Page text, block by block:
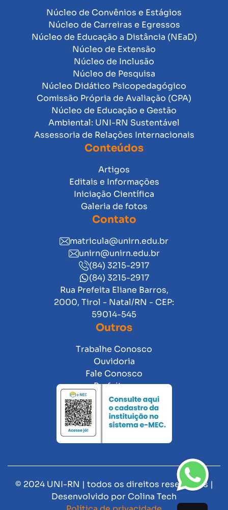
Núcleo de Convênios e Estágios
Núcleo de Carreiras e Egressos
Núcleo de Educação a Distância (NEaD)
Núcleo de Extensão
Núcleo de Inclusão
Núcleo de Pesquisa
Núcleo Didático Psicopedagógico
Comissão Própria de Avaliação (CPA)
Núcleo de Educação e Gestão
Ambiental: UNI-RN Sustentável
Assessoria de Relações Internacionais
Conteúdos
Artigos
Editais e Informações
Iniciação Científica
Galeria de fotos
Contato
matricula@unirn.edu.br
unirn@unirn.edu.br
(84) 3215-2917
(84) 3215-2917
Rua Prefeita Eliane Barros,
2000, Tirol - Natal/RN - CEP:
59014-545
Outros
Trabalhe Conosco
Ouvidoria
Fale Conosco
Prefeitura
© 2024 UNI-RN | todos os direitos reservados |
Desenvolvido por Colina Tech